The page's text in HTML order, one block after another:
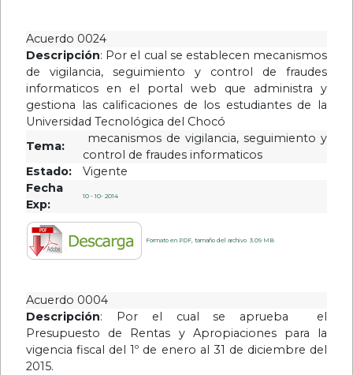
Acuerdo 0024
Descripción: Por el cual se establecen mecanismos
de vigilancia, seguimiento y control de fraudes
informaticos en el portal web que administra y
gestiona las calificaciones de los estudiantes de la
Universidad Tecnológica del Chocó
Tema:
mecanismos de vigilancia, seguimiento y
control de fraudes informaticos
Estado:
Vigente
Fecha
Exp:
10 - 10- 2014
Formato en PDF, tamaño del archivo 3.09 MB
Acuerdo 0004
Descripción: Por el cual se aprueba el
Presupuesto de Rentas y Apropiaciones para la
vigencia fiscal del 1º de enero al 31 de diciembre del
2015.